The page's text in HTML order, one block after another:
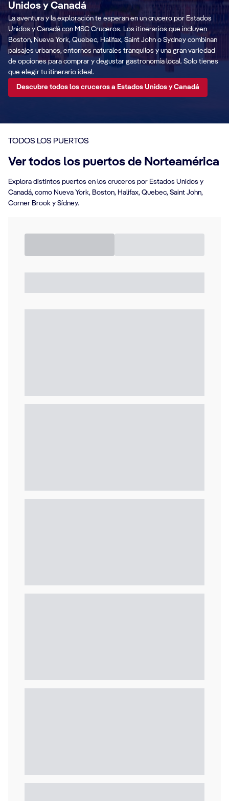
Unidos y Canadá
La aventura y la exploración te esperan en un crucero por Estados
Unidos y Canadá con MSC Cruceros. Los itinerarios que incluyen
Boston, Nueva York, Quebec, Halifax, Saint John o Sydney combinan
paisajes urbanos, entornos naturales tranquilos y una gran variedad
de opciones para comprar y degustar gastronomía local. Solo tienes
que elegir tu itinerario ideal.
Descubre todos los cruceros a Estados Unidos y Canadá
TODOS LOS PUERTOS
Ver todos los puertos de Norteamérica
Explora distintos puertos en los cruceros por Estados Unidos y
Canadá, como Nueva York, Boston, Halifax, Quebec, Saint John,
Corner Brook y Sídney.